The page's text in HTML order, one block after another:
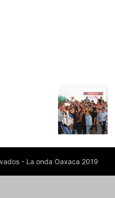
- La onda Oaxaca 2019